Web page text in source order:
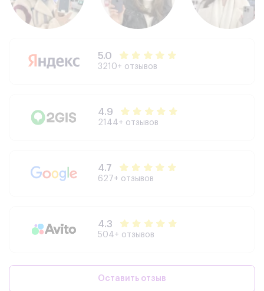
5.0
3210+ отзывов
4.9
2144+ отзывов
4.7
627+ отзывов
4.3
504+ отзывов
Оставить отзыв